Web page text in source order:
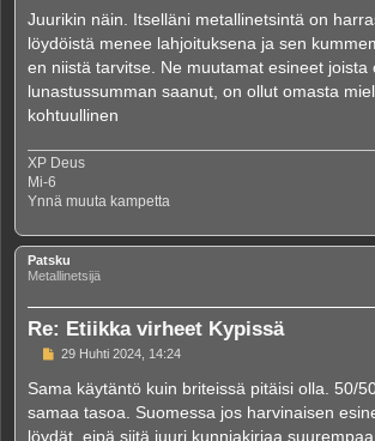
Juurikin näin. Itselläni metallinetsintä on
löydöistä menee lahjoituksena ja sen
en niistä tarvitse. Ne muutamat esineet joista
lunastussumman saanut, on ollut omasta
kohtuullinen
XP Deus
Mi-6
Ynnä muuta kampetta
Patsku
Metallinetsijä
Re: Etiikka virheet Kypissä
V
e
t
i
29 Huhti 2024, 14:24
Sama käytäntö kuin briteissä pitäisi olla. 50/
samaa tasoa. Suomessa jos harvinaisen
löydät, eipä siitä juuri kunniakirjaa suurempaa